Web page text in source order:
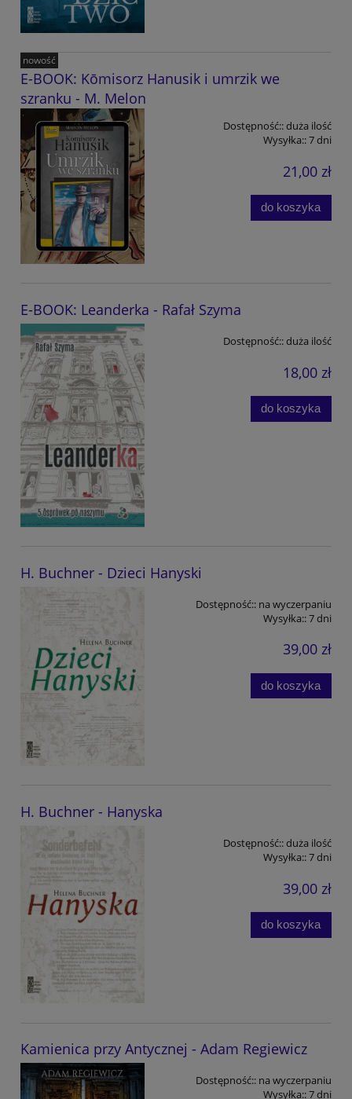
E-BOOK: Kōmisorz Hanusik i umrzik we
szranku - M. Melon
Dostępność::duża ilość
Wysyłka::7 dni
21,00 zł
do koszyka
nowość
E-BOOK: Leanderka - Rafał Szyma
Dostępność::duża ilość
18,00 zł
do koszyka
H. Buchner - Dzieci Hanyski
Dostępność:: na wyczerpaniu
Wysyłka::7 dni
39,00 zł
do koszyka
H. Buchner - Hanyska
Dostępność::duża ilość
Wysyłka::7 dni
39,00 zł
do koszyka
Kamienica przy Antycznej - Adam Regiewicz
Dostępność:: na wyczerpaniu
Wysyłka::7 dni